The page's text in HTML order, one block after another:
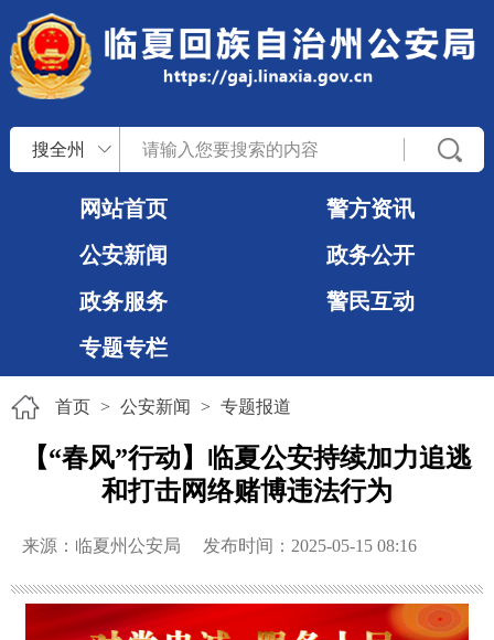
搜全州
网站首页
警方资讯
公安新闻
政务公开
政务服务
警民互动
专题专栏
首页 > 公安新闻 > 专题报道
【“春风”行动】临夏公安持续加力追逃
和打击网络赌博违法行为
来源：临夏州公安局 发布时间：2025-05-15 08:16